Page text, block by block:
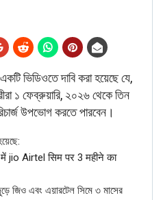
ভিডিওতে দাবি করা হয়েছে যে,
১ ফেব্রুয়ারি, ২০২৬ থেকে তিন
উপভোগ করতে পারবেন।
jio Airtel सिम पर 3 महीने का
জিও এবং এয়ারটেল সিমে ৩ মাসের